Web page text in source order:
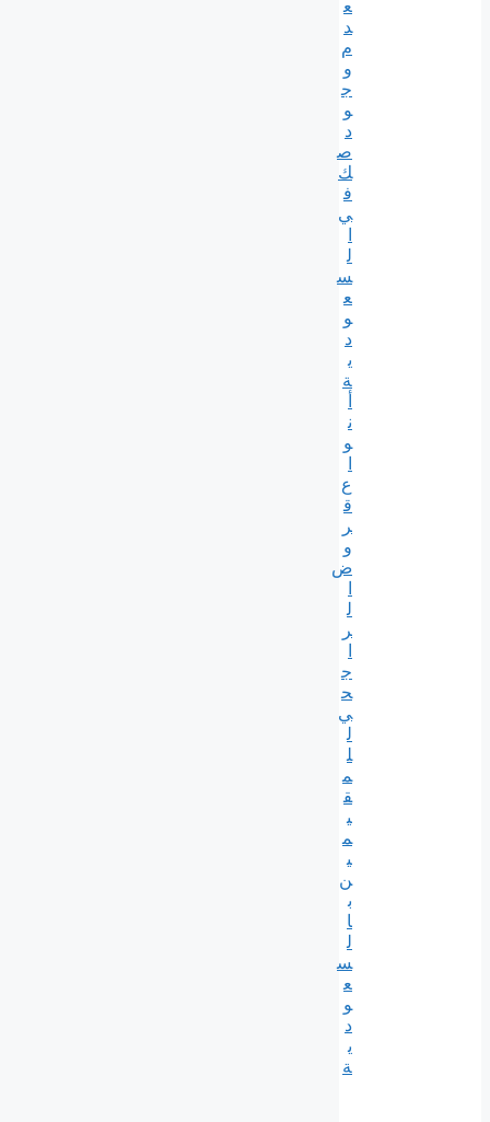
ع
د
م
و
ج
و
د
ص
ك
ف
ي
ل
س
ع
و
د
ي
ة
ن
و
ع
ق
ر
و
ض
ل
ر
ج
ح
ي
ل
ل
م
ق
ي
م
ي
ن
ب
ا
ل
س
ع
و
د
ي
ة